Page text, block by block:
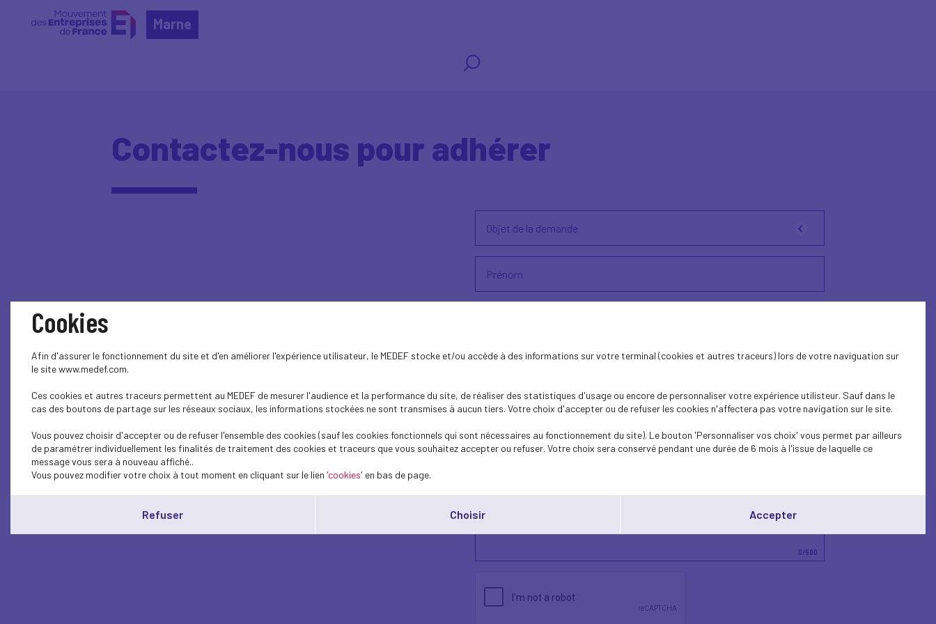
Marne
Contactez-nous pour adhérer
Objet de la demande
0/500
Cookies
Afin d'assurer le fonctionnement du site et d'en améliorer l'expérience utilisateur, le MEDEF stocke et/ou accède à des informations sur votre terminal (cookies et autres traceurs) lors de votre naviguation sur
le site www.medef.com.
Ces cookies et autres traceurs permettent au MEDEF de mesurer l'audience et la performance du site, de réaliser des statistiques d'usage ou encore de personnaliser votre expérience utilisteur. Sauf dans le
cas des boutons de partage sur les réseaux sociaux, les informations stockées ne sont transmises à aucun tiers. Votre choix d'accepter ou de refuser les cookies n'affectera pas votre navigation sur le site.
Vous pouvez choisir d'accepter ou de refuser l'ensemble des cookies (sauf les cookies fonctionnels qui sont nécessaires au fonctionnement du site). Le bouton 'Personnaliser vos choix' vous permet par ailleurs
de paramétrer individuellement les finalités de traitement des cookies et traceurs que vous souhaitez accepter ou refuser. Votre choix sera conservé pendant une durée de 6 mois à l'issue de laquelle ce
message vous sera à nouveau affiché..
Vous pouvez modifier votre choix à tout moment en cliquant sur le lien 'cookies' en bas de page.
Refuser Choisir Accepter